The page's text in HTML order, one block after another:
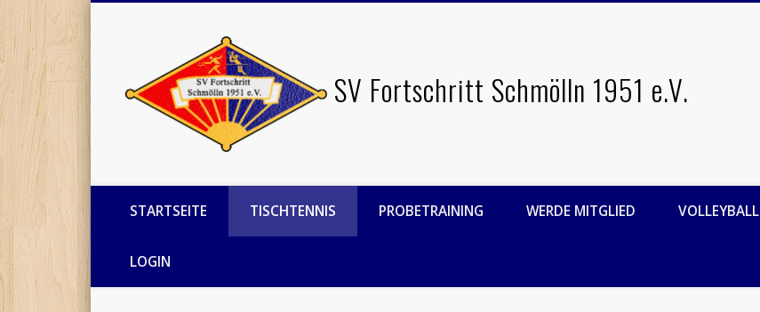
SV Fortschritt Schmölln 1951 e.V.
FacebookTwitter
STARTSEITE TISCHTENNIS PROBETRAINING WERDE MITGLIED VOLLEYBALL
LOGIN